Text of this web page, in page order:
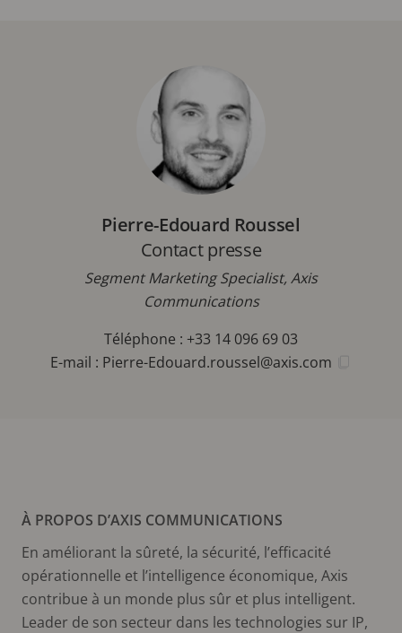
Pierre-Edouard Roussel
Contact presse
Segment Marketing Specialist, Axis
Communications
Téléphone : +33 14 096 69 03
E-mail : Pierre-Edouard.roussel@axis.com
À PROPOS D’AXIS COMMUNICATIONS
En améliorant la sûreté, la sécurité, l’efficacité
opérationnelle et l’intelligence économique, Axis
contribue à un monde plus sûr et plus intelligent.
Leader de son secteur dans les technologies sur IP,